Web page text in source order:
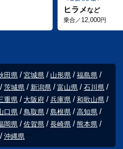
ヒラメなど
乗合／ 12,000円
田県 宮城県 山形県
福島県
茨城県 新潟県 富山県
石川県
重県 大阪府 兵庫県
和歌山県
口県 鳥取県 島根県
高知県
岡県 佐賀県 長崎県
熊本県
沖縄県